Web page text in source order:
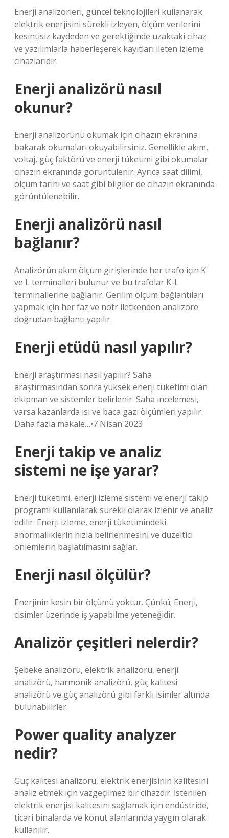
Enerji analizörleri, güncel teknolojileri kullanarak
elektrik enerjisini sürekli izleyen, ölçüm verilerini
kesintisiz kaydeden ve gerektiğinde uzaktaki cihaz
ve yazılımlarla haberleşerek kayıtları ileten izleme
cihazlarıdır.
Enerji analizörü nasıl
okunur?
Enerji analizörünü okumak için cihazın ekranına
bakarak okumaları okuyabilirsiniz. Genellikle akım,
voltaj, güç faktörü ve enerji tüketimi gibi okumalar
cihazın ekranında görüntülenir. Ayrıca saat dilimi,
ölçüm tarihi ve saat gibi bilgiler de cihazın ekranında
görüntülenebilir.
Enerji analizörü nasıl
bağlanır?
Analizörün akım ölçüm girişlerinde her trafo için K
ve L terminalleri bulunur ve bu trafolar K-L
terminallerine bağlanır. Gerilim ölçüm bağlantıları
yapmak için her faz ve nötr iletkenden analizöre
doğrudan bağlantı yapılır.
Enerji etüdü nasıl yapılır?
Enerji araştırması nasıl yapılır? Saha
araştırmasından sonra yüksek enerji tüketimi olan
ekipman ve sistemler belirlenir. Saha incelemesi,
varsa kazanlarda ısı ve baca gazı ölçümleri yapılır.
Daha fazla makale…•7 Nisan 2023
Enerji takip ve analiz
sistemi ne işe yarar?
Enerji tüketimi, enerji izleme sistemi ve enerji takip
programı kullanılarak sürekli olarak izlenir ve analiz
edilir. Enerji izleme, enerji tüketimindeki
anormalliklerin hızla belirlenmesini ve düzeltici
önlemlerin başlatılmasını sağlar.
Enerji nasıl ölçülür?
Enerjinin kesin bir ölçümü yoktur. Çünkü; Enerji,
cisimler üzerinde iş yapabilme yeteneğidir.
Analizör çeşitleri nelerdir?
Şebeke analizörü, elektrik analizörü, enerji
analizörü, harmonik analizörü, güç kalitesi
analizörü ve güç analizörü gibi farklı isimler altında
bulunabilirler.
Power quality analyzer
nedir?
Güç kalitesi analizörü, elektrik enerjisinin kalitesini
analiz etmek için vazgeçilmez bir cihazdır. İstenilen
elektrik enerjisi kalitesini sağlamak için endüstride,
ticari binalarda ve konut alanlarında yaygın olarak
kullanılır.